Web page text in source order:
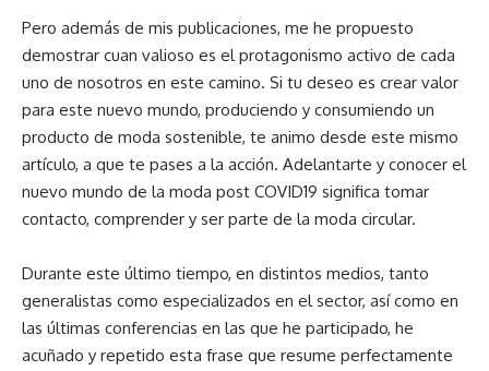
Pero además de mis publicaciones, me he propuesto
demostrar cuan valioso es el protagonismo activo de cada
uno de nosotros en este camino. Si tu deseo es crear valor
para este nuevo mundo, produciendo y consumiendo un
producto de moda sostenible, te animo desde este mismo
artículo, a que te pases a la acción. Adelantarte y conocer el
nuevo mundo de la moda post COVID19 significa tomar
contacto, comprender y ser parte de la moda circular.
Durante este último tiempo, en distintos medios, tanto
generalistas como especializados en el sector, así como en
las últimas conferencias en las que he participado, he
acuñado y repetido esta frase que resume perfectamente